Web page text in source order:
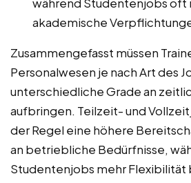
akademische
Zusammengefasst müssen
Personalwesen je nach Art des
unterschiedliche Grade an
aufbringen. Teilzeit- und
der Regel eine höhere
an betriebliche Bedürfnisse,
Studentenjobs mehr Flexibilität